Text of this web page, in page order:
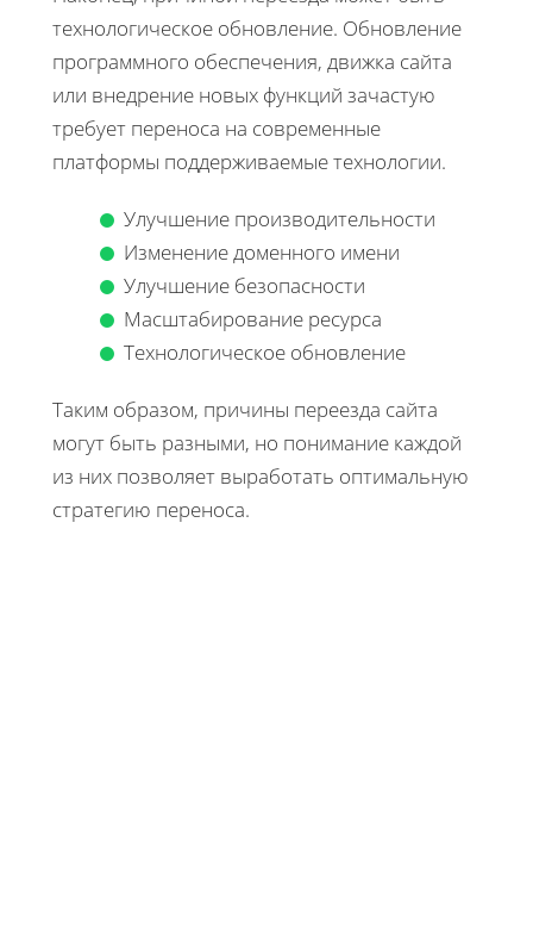
технологическое обновление. Обновление
программного обеспечения, движка сайта
или внедрение новых функций зачастую
требует переноса на современные
платформы поддерживаемые технологии.
Улучшение производительности
Изменение доменного имени
Улучшение безопасности
Масштабирование ресурса
Технологическое обновление
Таким образом, причины переезда сайта
могут быть разными, но понимание каждой
из них позволяет выработать оптимальную
стратегию переноса.